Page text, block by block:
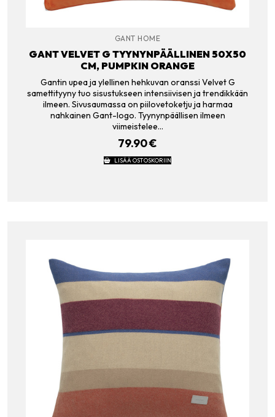
GANT HOME
GANT VELVET G TYYNYNPÄÄLLINEN 50X50
CM, PUMPKIN ORANGE
Gantin upea ja ylellinen hehkuvan oranssi Velvet G
samettityyny tuo sisustukseen intensiivisen ja trendikkään
ilmeen. Sivusaumassa on piilovetoketju ja harmaa
nahkainen Gant-logo. Tyynynpäällisen ilmeen
viimeistelee…
79.90€
LISÄÄ OSTOSKORIIN